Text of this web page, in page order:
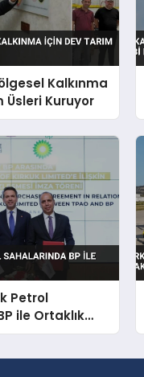
Kalkınma
Üsleri Kuruyor
Petrol
ile Ortaklık